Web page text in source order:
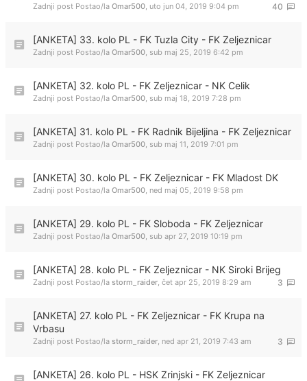
40
Zadnji post Postao/la Omar500, uto jun 04, 2019 9:04 pm
[ANKETA] 33. kolo PL - FK Tuzla City - FK Zeljeznicar
Zadnji post Postao/la Omar500, sub maj 25, 2019 6:42 pm
[ANKETA] 32. kolo PL - FK Zeljeznicar - NK Celik
Zadnji post Postao/la Omar500, sub maj 18, 2019 7:28 pm
[ANKETA] 31. kolo PL - FK Radnik Bijeljina - FK Zeljeznicar
Zadnji post Postao/la Omar500, sub maj 11, 2019 7:01 pm
[ANKETA] 30. kolo PL - FK Zeljeznicar - FK Mladost DK
Zadnji post Postao/la Omar500, ned maj 05, 2019 9:58 pm
[ANKETA] 29. kolo PL - FK Sloboda - FK Zeljeznicar
Zadnji post Postao/la Omar500, sub apr 27, 2019 10:19 pm
[ANKETA] 28. kolo PL - FK Zeljeznicar - NK Siroki Brijeg
3
Zadnji post Postao/la storm_raider, čet apr 25, 2019 8:29 am
[ANKETA] 27. kolo PL - FK Zeljeznicar - FK Krupa na
Vrbasu
3
Zadnji post Postao/la storm_raider, ned apr 21, 2019 7:43 am
[ANKETA] 26. kolo PL - HSK Zrinjski - FK Zeljeznicar